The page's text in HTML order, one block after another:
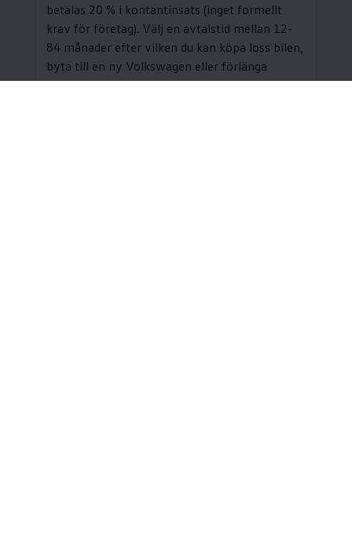
betalas 20 % i kontantinsats (inget formellt
krav för företag). Välj en avtalstid mellan 12-
84 månader efter vilken du kan köpa loss bilen,
byta till en ny Volkswagen eller förlänga
finansieringen. Om du väljer ett upplägg med